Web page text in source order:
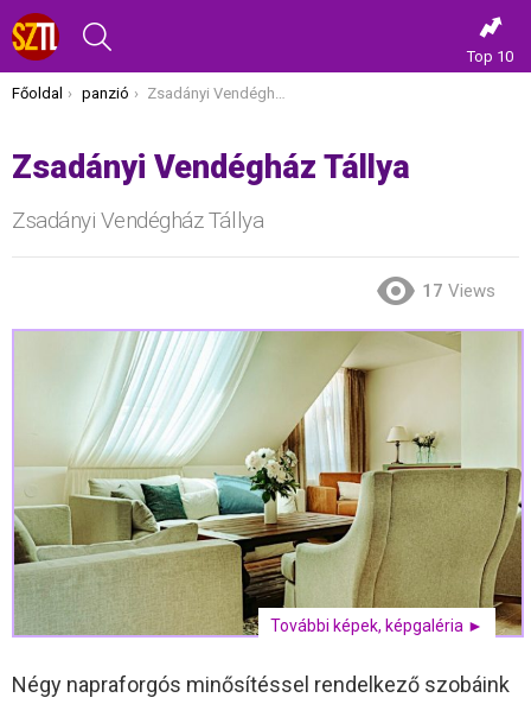
Top 10
Itt vagy most:
Főoldal panzió Zsadányi Vendégház Tállya
Zsadányi Vendégház Tállya
Zsadányi Vendégház Tállya
17 Views
További képek, képgaléria ►
Négy napraforgós minősítéssel rendelkező szobáink